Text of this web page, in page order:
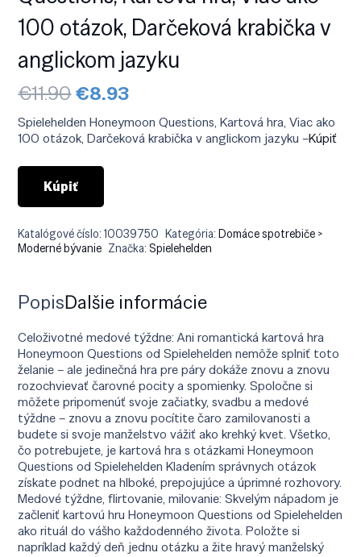
100 otázok, Darčeková krabička v
anglickom jazyku
€11.90Pôvodná
cena
bola:
€11.90.
€8.93Aktuálna
je:
€8.93.
Spielehelden Honeymoon Questions, Kartová hra, Viac ako
100 otázok, Darčeková krabička v anglickom jazyku –Kúpiť
Kúpiť
Katalógové číslo:10039750 Kategória:Domáce spotrebiče >
Moderné bývanie Značka:Spielehelden
PopisĎalšie informácie
Celoživotné medové týždne: Ani romantická kartová hra
Honeymoon Questions od Spielehelden nemôže splniť toto
želanie – ale jedinečná hra pre páry dokáže znovu a znovu
rozochvievať čarovné pocity a spomienky. Spoločne si
môžete pripomenúť svoje začiatky, svadbu a medové
týždne – znovu a znovu pocítite čaro zamilovanosti a
budete si svoje manželstvo vážiť ako krehký kvet. Všetko,
čo potrebujete, je kartová hra s otázkami Honeymoon
Questions od Spielehelden Kladením správnych otázok
získate podnet na hlboké, prepojujúce a úprimné rozhovory.
Medové týždne, flirtovanie, milovanie: Skvelým nápadom je
začleniť kartovú hru Honeymoon Questions od Spielehelden
ako rituál do vášho každodenného života. Položte si
napríklad každý deň jednu otázku a žite hravý manželský